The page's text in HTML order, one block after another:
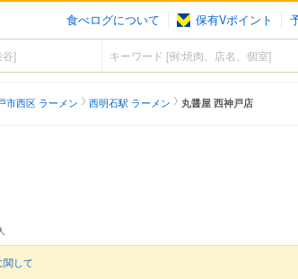
食べログについて 保有Vポイント
市西区 ラーメン 西明石駅 ラーメン 丸醤屋 西神戸店
関して